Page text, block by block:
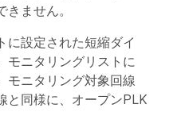
ません。
に設定された短縮ダイ
モニタリングリストに
モニタリング対象回線
と同様に、オープンPLK